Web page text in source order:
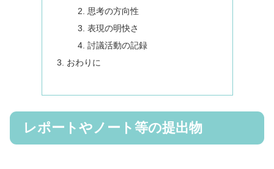
思考の方向性
表現の明快さ
討議活動の記録
おわりに
レポートやノート等の提出物